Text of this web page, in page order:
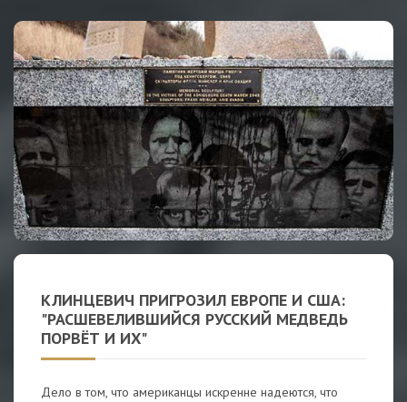
КЛИНЦЕВИЧ ПРИГРОЗИЛ ЕВРОПЕ И США:
"РАСШЕВЕЛИВШИЙСЯ РУССКИЙ МЕДВЕДЬ
ПОРВЁТ И ИХ"
Дело в том, что американцы искренне надеются, что